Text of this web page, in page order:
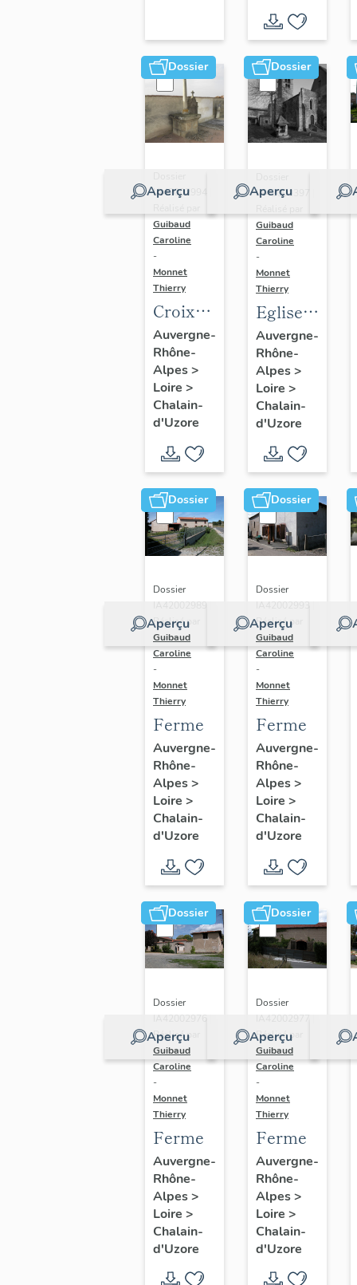
Dossier
Aperçu
IA42002994 |
Guibaud
Caroline
-
Monnet
Thierry
Croix
de
cimetière
Auvergne-
Rhône-
Alpes>
Loire >
Chalain-
d'Uzore
Dossier
Aperçu
IA42001397 |
Guibaud
Caroline
-
Monnet
Thierry
Eglise
paroissiale
Saint-
Didier
Auvergne-
Rhône-
Alpes>
Loire >
Chalain-
d'Uzore
Dossier
Aperçu
Dossier
IA42002989 |
Réalisé par
Guibaud
Caroline
-
Monnet
Thierry
Ferme
Auvergne-
Rhône-
Alpes>
Loire >
Chalain-
d'Uzore
Dossier
Aperçu
Dossier
IA42002993 |
Réalisé par
Guibaud
Caroline
-
Monnet
Thierry
Ferme
Auvergne-
Rhône-
Alpes>
Loire >
Chalain-
d'Uzore
Dossier
Aperçu
Dossier
IA42002976 |
Réalisé par
Guibaud
Caroline
-
Monnet
Thierry
Ferme
Auvergne-
Rhône-
Alpes>
Loire >
Chalain-
d'Uzore
Dossier
Aperçu
Dossier
IA42002977 |
Réalisé par
Guibaud
Caroline
-
Monnet
Thierry
Ferme
Auvergne-
Rhône-
Alpes>
Loire >
Chalain-
d'Uzore